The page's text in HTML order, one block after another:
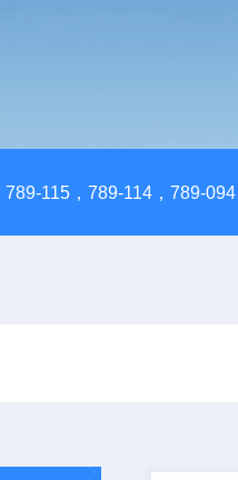
789-115，789-114，789-